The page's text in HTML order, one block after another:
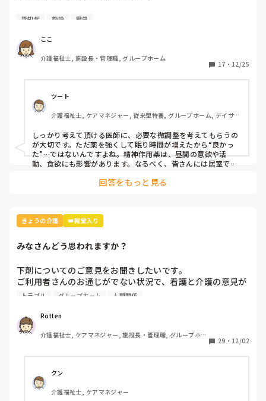
利用者さんによって、夜大きな声を出したり、他の部屋に入
私は出来るだけ使いたくありませんが、他の方に支障がある
場合は使用していいと思っています。
職員によって、夜勤は大変だから出来るだけ使うべき。医師
どうでしょうか？教えてください。
認知症 施設 職員
ここ
介護福祉士, 施設長・管理職, グループホーム
17 ・ 12/25
ツート
介護福祉士, ケアマネジャー, 従来型特養, グループホーム, デイサー
しっかり考えて頂ける医師に、必要な微調整を考えてもらうの
が大切です。ただ薬を強くして眠り時間が増えたから“良かっ
た”…ではないんですよね。精神作用薬は、昼間の意欲や活
動、食欲にも影響があります。なるべく、皆さんには居室で寝
導するなど、生活モデルでの対応を試みるのが、もちろん先に
が）、ご本人の為にも眠剤は、合わせていきながら、つまり様
子をしっかり発信して医療職に伝えながら、必要であれば積極
回答をもっと見る
きょうの介護 👑殿堂入り
みなさんどう思われますか？
下剤についてのご意見をお聞きしたいです。
ご利用者さんのお通じがでない状況で、看護と介護の意見が
割れてます。
ないから下剤を飲んでもらおう！
○○を15滴内服してもらって下さい！
介護→でたらいいという問題ではない！
15滴も飲んだらその後も便の形状がドロドロになったり水様
になったりして本人がしんどくなる！
お互いご利用者の事を考えているのはわかるのですが…
でないとよくないし、ですぎても確かによくない…
ご意見をきかせていただきたいです。
トラブル グループホーム 人間関係
Rotten
介護福祉士, ケアマネジャー, 施設長・管理職, グループホー
29 ・ 12/02
クン
介護福祉士, ケアマネジャー